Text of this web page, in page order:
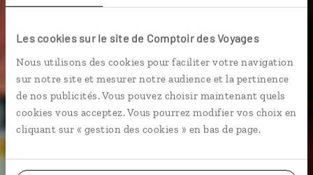
Les cookies sur le site de Comptoir des Voyages
Nous utilisons des cookies pour faciliter votre navigation
sur notre site et mesurer notre audience et la pertinence
de nos publicités. Vous pouvez choisir maintenant quels
cookies vous acceptez. Vous pourrez modifier vos choix en
cliquant sur « gestion des cookies » en bas de page.